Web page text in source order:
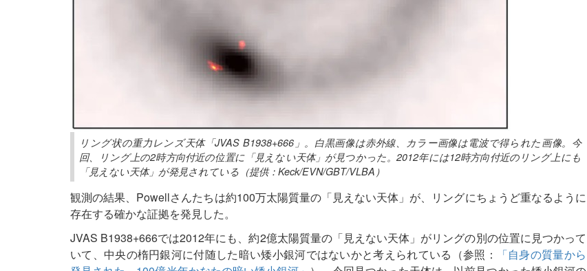
リング状の重力レンズ天体「JVAS B1938+666」。白黒画像は赤外線、カラー画像は電波で得られた画像。今
回、リング上の2時方向付近の位置に「見えない天体」が見つかった。2012年には12時方向付近のリング上にも
「見えない天体」が発見されている（提供：Keck/EVN/GBT/VLBA）
観測の結果、Powellさんたちは約100万太陽質量の「見えない天体」が、リングにちょうど重なるように
存在する確かな証拠を発見した。
JVAS B1938+666では2012年にも、約2億太陽質量の「見えない天体」がリングの別の位置に見つかって
いて、中央の楕円銀河に付随した暗い矮小銀河ではないかと考えられている（参照：
「自身の質量から